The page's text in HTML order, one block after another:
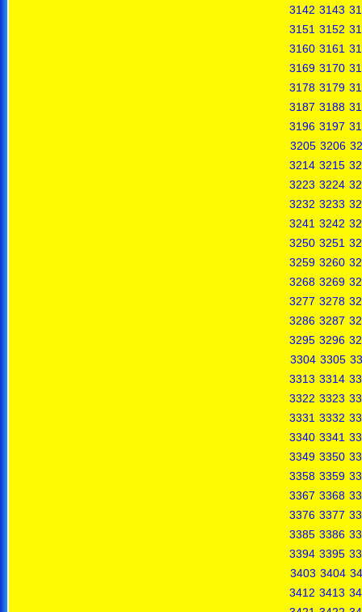
3142 3143
3151 3152
3160 3161
3169 3170
3178 3179
3187 3188
3196 3197
3205 3206
3214 3215
3223 3224
3232 3233
3241 3242
3250 3251
3259 3260
3268 3269
3277 3278
3286 3287
3295 3296
3304 3305
3313 3314
3322 3323
3331 3332
3340 3341
3349 3350
3358 3359
3367 3368
3376 3377
3385 3386
3394 3395
3403 3404
3412 3413